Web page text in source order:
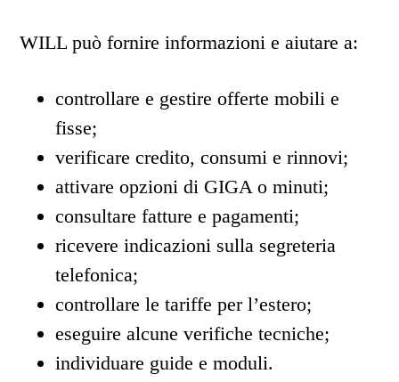
WILL può fornire informazioni e aiutare a:
controllare e gestire offerte mobili e
fisse;
verificare credito, consumi e rinnovi;
attivare opzioni di GIGA o minuti;
consultare fatture e pagamenti;
ricevere indicazioni sulla segreteria
telefonica;
controllare le tariffe per l’estero;
eseguire alcune verifiche tecniche;
individuare guide e moduli.